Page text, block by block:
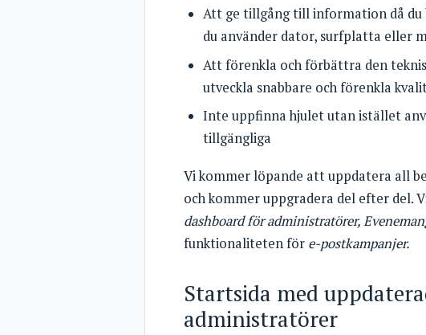
Att ge tillgång till information då
du använder dator, surfplatta eller
Att förenkla och förbättra den
utveckla snabbare och förenkla
Inte uppfinna hjulet utan istället
tillgängliga
Vi kommer löpande att uppdatera all
och kommer uppgradera del efter del.
dashboard för administratörer,
funktionaliteten för e-postkampanjer.
Startsida med
administratörer